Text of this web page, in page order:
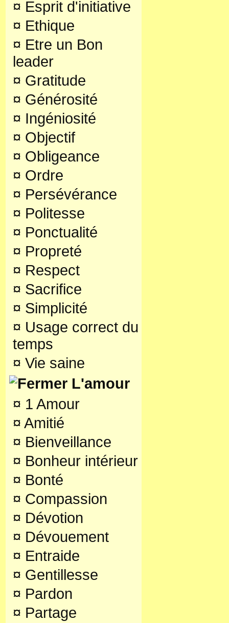
¤ Esprit d'initiative
¤ Ethique
¤ Etre un Bon
leader
¤ Gratitude
¤ Générosité
¤ Ingéniosité
¤ Objectif
¤ Obligeance
¤ Ordre
¤ Persévérance
¤ Politesse
¤ Ponctualité
¤ Propreté
¤ Respect
¤ Sacrifice
¤ Simplicité
¤ Usage correct du
temps
¤ Vie saine
L'amour
¤ 1 Amour
¤ Amitié
¤ Bienveillance
¤ Bonheur intérieur
¤ Bonté
¤ Compassion
¤ Dévotion
¤ Dévouement
¤ Entraide
¤ Gentillesse
¤ Pardon
¤ Partage